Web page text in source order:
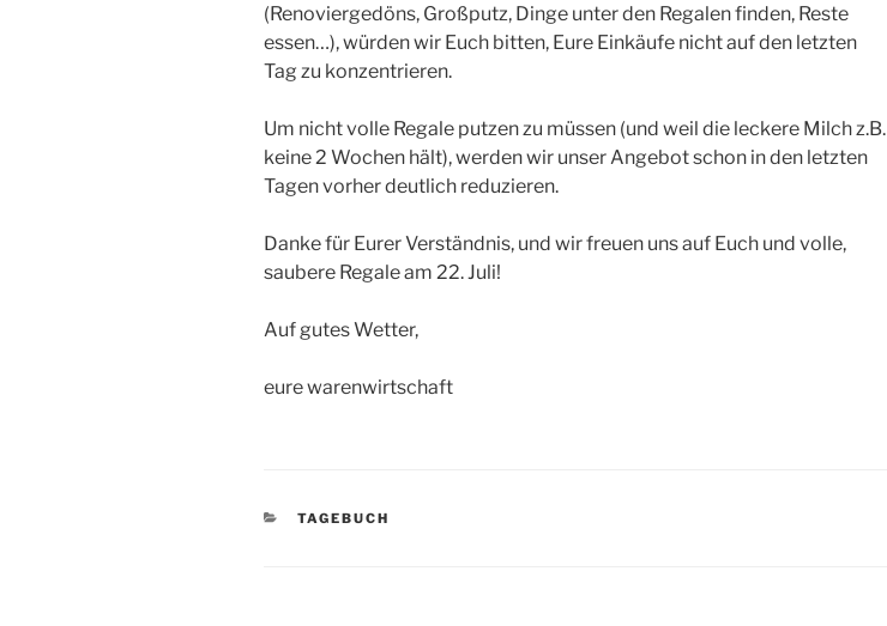
(Renoviergedöns, Großputz, Dinge unter den Regalen finden, Reste
essen…), würden wir Euch bitten, Eure Einkäufe nicht auf den letzten
Tag zu konzentrieren.
Um nicht volle Regale putzen zu müssen (und weil die leckere Milch z.B.
keine 2 Wochen hält), werden wir unser Angebot schon in den letzten
Tagen vorher deutlich reduzieren.
Danke für Eurer Verständnis, und wir freuen uns auf Euch und volle,
saubere Regale am 22. Juli!
Auf gutes Wetter,
eure warenwirtschaft
KATEGORIEN
TAGEBUCH